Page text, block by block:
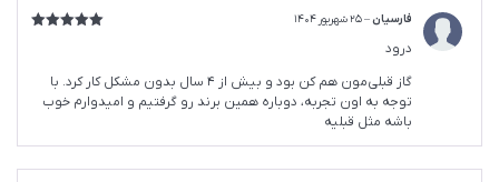
فارسیان–25 شهریور 1404
درود
گاز قبلی‌مون هم کن بود و بیش از 4 سال بدون مشکل کار کرد. با
توجه به اون تجربه، دوباره همین برند رو گرفتیم و امیدوارم خوب
باشه مثل قبلیه